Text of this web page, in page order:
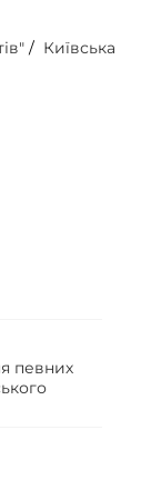
/ Київська
певних